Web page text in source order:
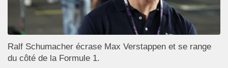
Ralf Schumacher écrase Max Verstappen et se range
du côté de la Formule 1.